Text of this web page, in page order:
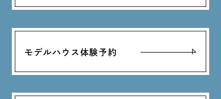
モデルハウス体験予約